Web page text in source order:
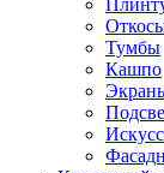
Тумбы
Кашпо